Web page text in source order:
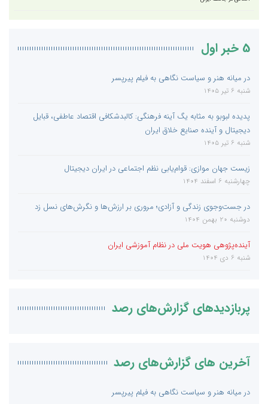
5 خبر اول
در میانه هنر و سیاست نگاهی به فیلم پیرپسر
شنبه 6 تیر 1405
پدیده لبوبو به مثابه یگ آینه فرهنگی: کالبدشکافی اقتصاد عاطفی، قبایل
دیجیتال و آینده صنایع خلاق ایران
شنبه 6 تیر 1405
زیست جهان موازی: قوام‌یابی نظم اجتماعی در ایران دیجیتال
چهارشنبه 6 اسفند 1404
در جست‌و‌جوی زندگی و آزادی؛ مروری بر ارزش‌ها و نگرش‌های نسل زد
دوشنبه 20 بهمن 1404
آینده‌پژوهی هویت ملی در نظام آموزشی ایران
شنبه 6 دی 1404
پربازدیدهای گزارش‌های رصد
آخرین های گزارش‌های رصد
در میانه هنر و سیاست نگاهی به فیلم پیرپسر